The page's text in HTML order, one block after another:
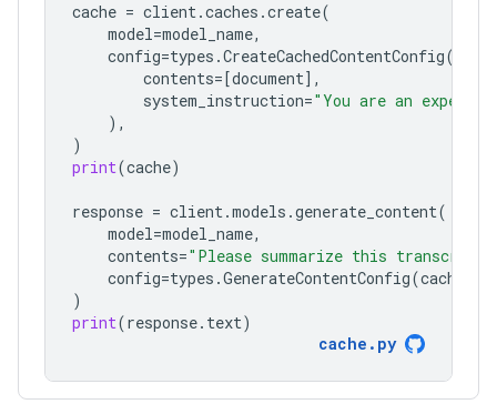
cache = client.caches .create(
model=model_name,
config=types .CreateCachedContentConfig(
contents=[document],
system_instruction="You are an expert
),
)
print(cache)
response = client.models .generate_content(
model=model_name,
contents="Please summarize this transcript"
config=types .GenerateContentConfig(
)
print(response. text)
cache . py